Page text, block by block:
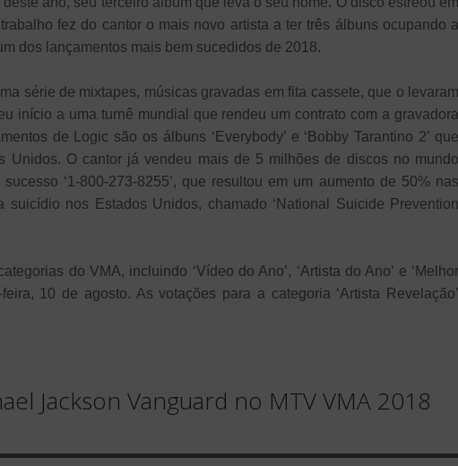
fez do cantor o mais novo artista a ter três álbuns ocupando a
dos lançamentos mais bem sucedidos de 2018.
série de mixtapes, músicas gravadas em fita cassete, que o levaram
início a uma turnê mundial que rendeu um contrato com a gravadora
de Logic são os álbuns ‘Everybody’ e ‘Bobby Tarantino 2’ que
Unidos. O cantor já vendeu mais de 5 milhões de discos no mundo
‘1-800-273-8255’, que resultou em um aumento de 50% nas
nos Estados Unidos, chamado ‘National Suicide Prevention
do VMA, incluindo ‘Vídeo do Ano’, ‘Artista do Ano’ e
10 de agosto. As votações para a categoria ‘Artista Revelação’
Jackson Vanguard no MTV VMA 2018